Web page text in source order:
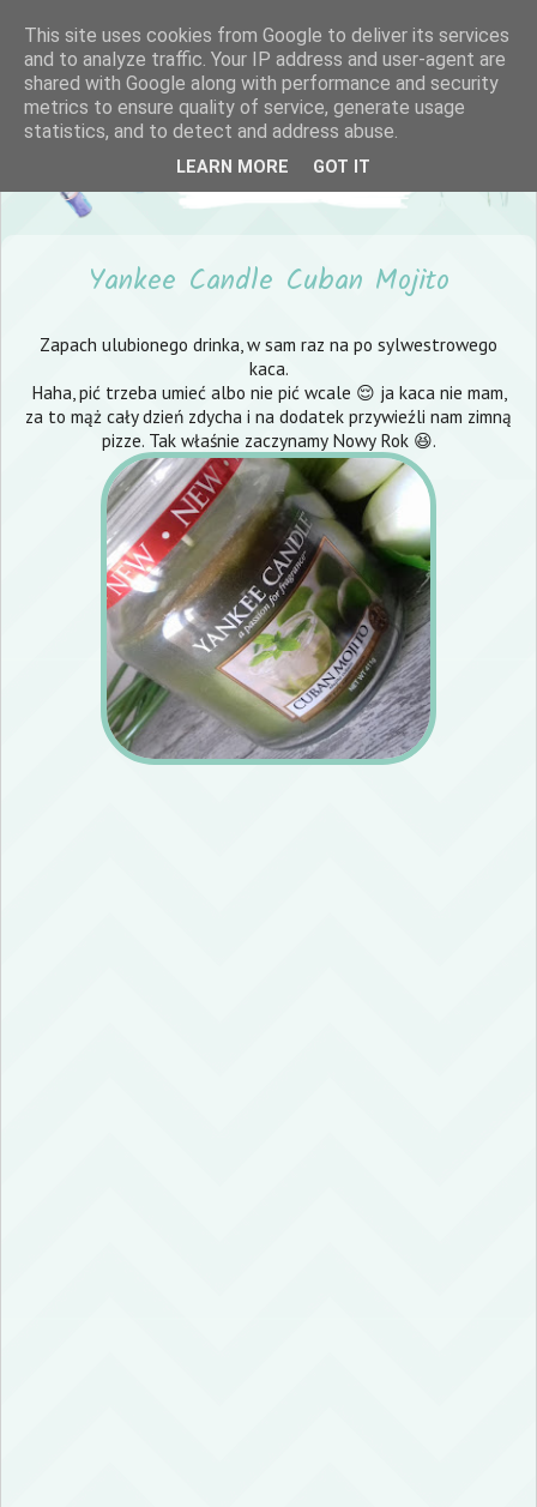
Yankee Candle Cuban Mojito
Zapach ulubionego drinka, w sam raz na po sylwestrowego
kaca.
Haha, pić trzeba umieć albo nie pić wcale 😌 ja kaca nie mam,
za to mąż cały dzień zdycha i na dodatek przywieźli nam zimną
pizze. Tak właśnie zaczynamy Nowy Rok 😆.
This site uses cookies from Google to deliver its services
and to analyze traffic. Your IP address and user-agent are
shared with Google along with performance and security
metrics to ensure quality of service, generate usage
statistics, and to detect and address abuse.
LEARN MORE GOT IT